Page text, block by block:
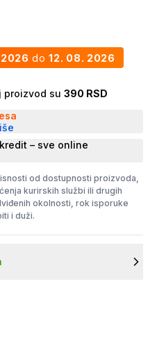
do 12. 08. 2026
proizvod su 390 RSD
– sve online
od dostupnosti proizvoda,
kurirskih službi ili drugih
okolnosti, rok isporuke
i duži.